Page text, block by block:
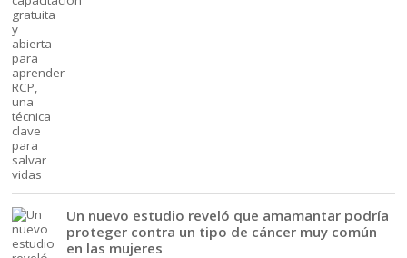
Un nuevo estudio reveló que amamantar podría
proteger contra un tipo de cáncer muy común
en las mujeres